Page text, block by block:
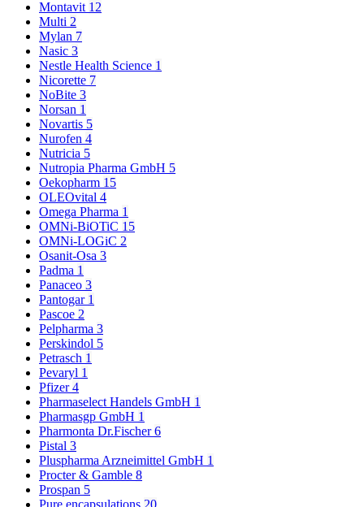
Montavit 12
Multi 2
Mylan 7
Nasic 3
Nestle Health Science 1
Nicorette 7
NoBite 3
Norsan 1
Novartis 5
Nurofen 4
Nutricia 5
Nutropia Pharma GmbH 5
Oekopharm 15
OLEOvital 4
Omega Pharma 1
OMNi-BiOTiC 15
OMNi-LOGiC 2
Osanit-Osa 3
Padma 1
Panaceo 3
Pantogar 1
Pascoe 2
Pelpharma 3
Perskindol 5
Petrasch 1
Pevaryl 1
Pfizer4
Pharmaselect Handels GmbH 1
Pharmasgp GmbH 1
Pharmonta Dr.Fischer6
Pistal 3
Pluspharma Arzneimittel GmbH 1
Procter & Gamble 8
Prospan 5